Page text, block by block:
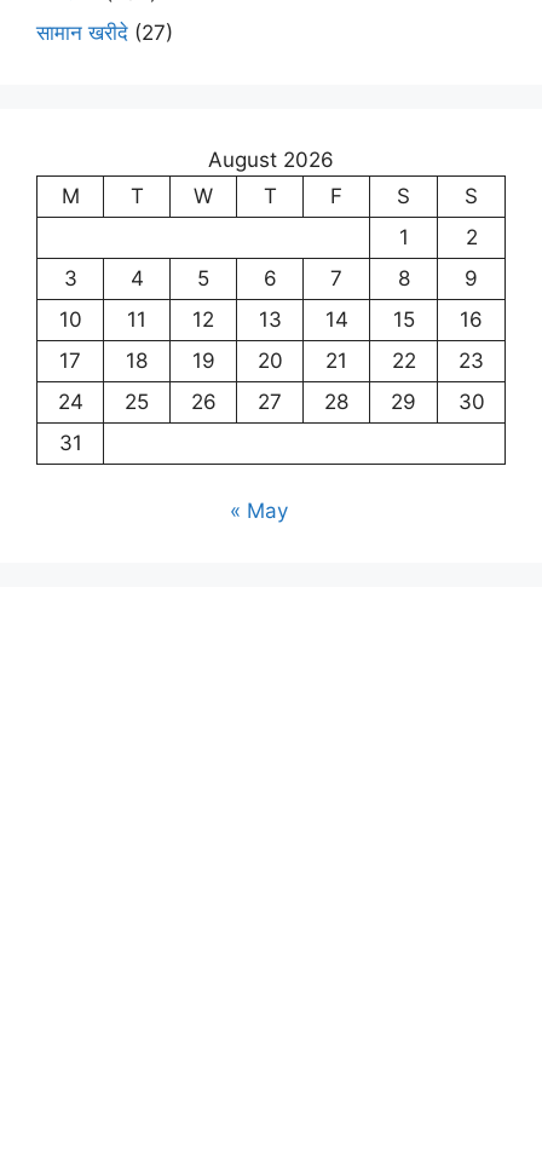
सामान खरीदे (27)
August 2026
M
T W T F S
S
1
2
3
4 5 6 7 8
9
10
11 12 13 14 15
16
17
18 19 20 21 22
23
24
25 26 27 28 29
30
31
« May